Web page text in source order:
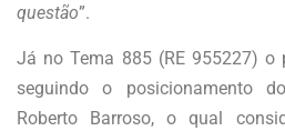
questão”.
Já no Tema 885 (RE 955227) o
seguindo o posicionamento
Roberto Barroso, o qual